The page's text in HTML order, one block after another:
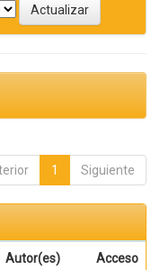
1 Siguiente
Autor(es) Acceso